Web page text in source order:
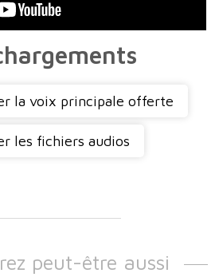
la voix principale offerte
les fichiers audios
peut-être aussi